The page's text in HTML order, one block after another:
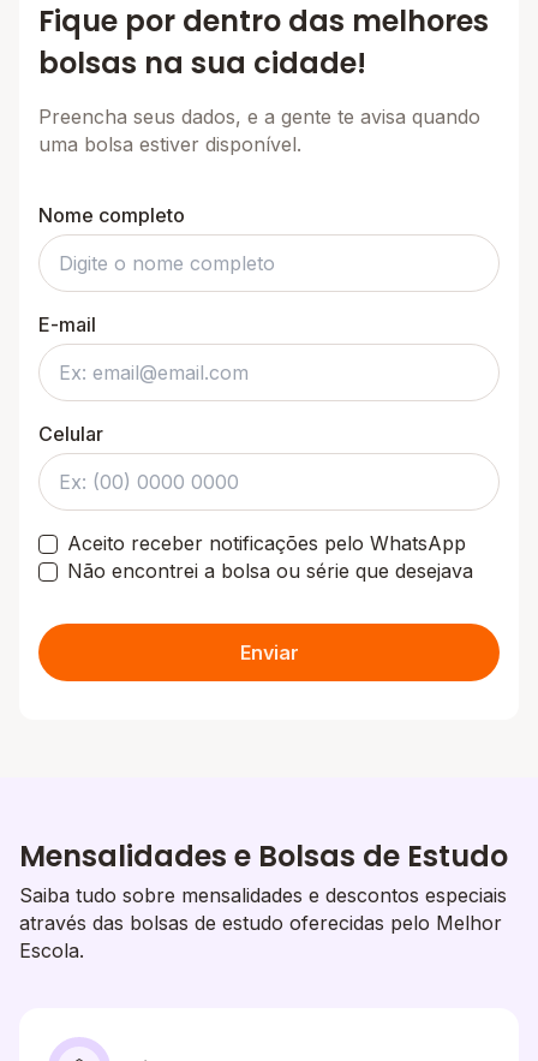
Fique por dentro das melhores
bolsas na sua cidade!
Preencha seus dados, e a gente te avisa quando
uma bolsa estiver disponível.
Nome completo
E-mail
Celular
Aceito receber notificações pelo WhatsApp
Não encontrei a bolsa ou série que desejava
Enviar
Mensalidades e Bolsas de Estudo
Saiba tudo sobre mensalidades e descontos especiais
através das bolsas de estudo oferecidas pelo Melhor
Escola.